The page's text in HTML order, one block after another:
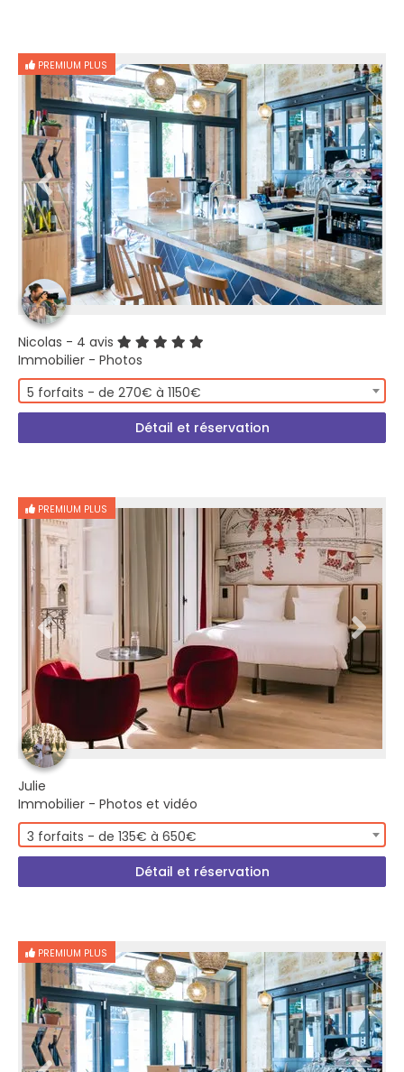
PREMIUM PLUS
Nicolas - 4 avis
Immobilier - Photos
5 forfaits - de 270€ à 1150€
Détail et réservation
PREMIUM PLUS
Julie
Immobilier - Photos et vidéo
3 forfaits - de 135€ à 650€
Détail et réservation
PREMIUM PLUS